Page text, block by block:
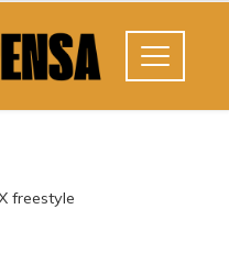
freestyle